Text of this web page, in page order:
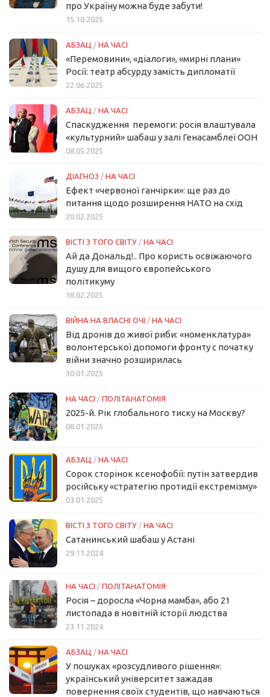
про Україну можна буде забути!
15.10.2025
АБЗАЦ / НА ЧАСІ
«Перемовини», «діалоги», «мирні плани»
Росії: театр абсурду замість дипломатії
22.06.2025
АБЗАЦ / НА ЧАСІ
Спаскудження перемоги: росія влаштувала
«культурний» шабаш у залі Генасамблеї ООН
08.05.2025
ДІАГНОЗ / НА ЧАСІ
Ефект «червоної ганчірки»: ще раз до
питання щодо розширення НАТО на схід
20.02.2025
ВІСТІ З ТОГО СВІТУ / НА ЧАСІ
Ай да Дональд!.. Про користь освіжаючого
душу для вищого європейського
політикуму
18.02.2025
ВІЙНА НА ВЛАСНІ ОЧІ / НА ЧАСІ
Від дронів до живої риби: «номенклатура»
волонтерської допомоги фронту с початку
війни значно розширилась
30.01.2025
НА ЧАСІ / ПОЛІТАНАТОМІЯ
2025-й. Рік глобального тиску на Москву?
08.01.2025
АБЗАЦ / НА ЧАСІ
Сорок сторінок ксенофобії: путін затвердив
російську «стратегію протидії екстремізму»
03.01.2025
ВІСТІ З ТОГО СВІТУ / НА ЧАСІ
Сатанинський шабаш у Астані
29.11.2024
НА ЧАСІ / ПОЛІТАНАТОМІЯ
Росія – доросла «Чорна мамба», або 21
листопада в новітній історії людства
23.11.2024
АБЗАЦ / НА ЧАСІ
У пошуках «розсудливого рішення»:
український університет зажадав
повернення своїх студентів, що навчаються